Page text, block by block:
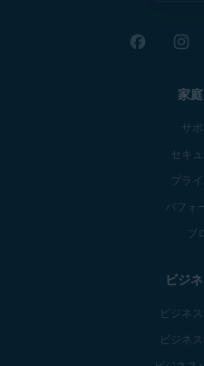
家
サ
セキ
プラ
パフォ
ブ
ビジ
ビジネ
ビジネ